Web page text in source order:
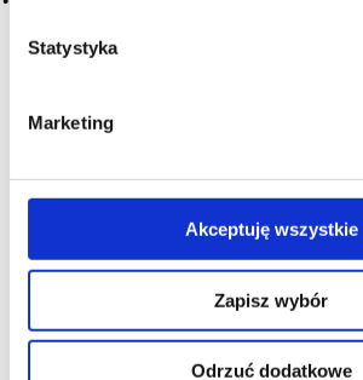
Statystyka
Marketing
Akceptuję wszystkie
Zapisz wybór
Odrzuć dodatkowe
O NAS OFERTA ONLINE
PRZEWODNIK
SŁOWNIK
Wino to odkrywca